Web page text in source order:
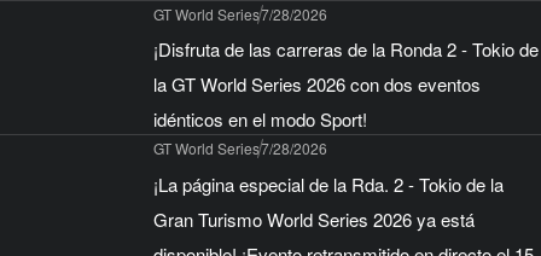
GT World Series7/28/2026
¡Disfruta de las carreras de la Ronda 2 - Tokio de
la GT World Series 2026 con dos eventos
idénticos en el modo Sport!
GT World Series7/28/2026
¡La página especial de la Rda. 2 - Tokio de la
Gran Turismo World Series 2026 ya está